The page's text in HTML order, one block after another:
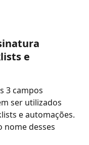
e
3 campos
ser utilizados
e automações.
nome desses